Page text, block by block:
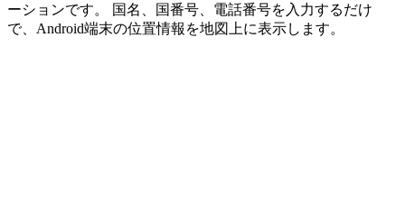
ーションです。 国名、国番号、電話番号を入力するだけ
で、Android端末の位置情報を地図上に表示します。